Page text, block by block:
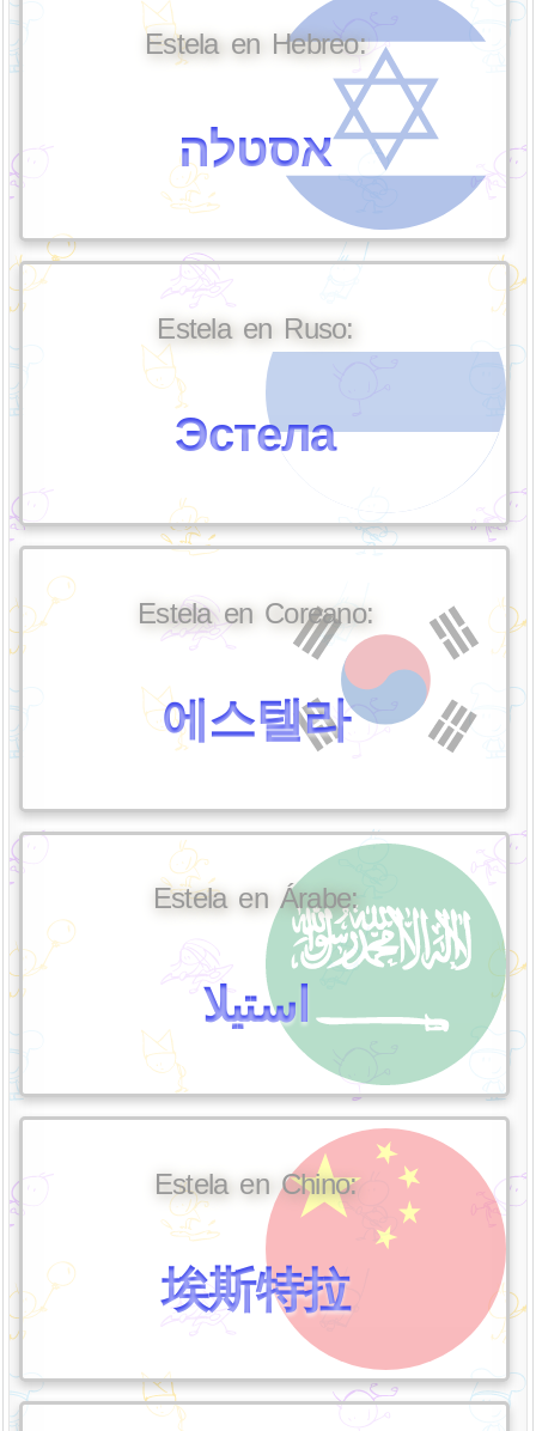
Estela en Hebreo:
אסטלה
Estela en Ruso:
Эстела
Estela en Coreano:
에스텔라
Estela en Árabe:
استيلا
Estela en Chino:
埃斯特拉